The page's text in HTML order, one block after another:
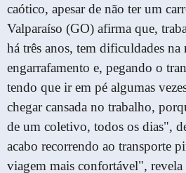
caótico, apesar de não ter um
Valparaíso (GO) afirma que,
há três anos, tem dificuldades
engarrafamento e, pegando o
tendo que ir em pé algumas
chegar cansada no trabalho,
de um coletivo, todos os dias",
acabo recorrendo ao transporte
viagem mais confortável", revela